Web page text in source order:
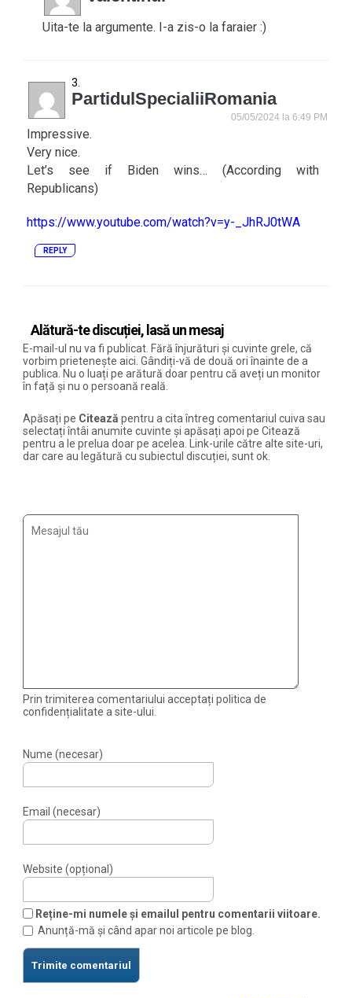
Uita-te la argumente. I-a zis-o la faraier :)
PartidulSpecialiiRomania
05/05/2024 la 6:49 PM
Impressive.
Very nice.
Let’s see if Biden wins… (According with
Republicans)
https://www.youtube.com/watch?v=y-_JhRJ0tWA
REPLY
Alătură-te discuției, lasă un mesaj
E-mail-ul nu va fi publicat. Fără înjurături și cuvinte grele, că
vorbim prietenește aici. Gândiți-vă de două ori înainte de a
publica. Nu o luați pe arătură doar pentru că aveți un monitor
în față și nu o persoană reală.
Apăsați pe Citează pentru a cita întreg comentariul cuiva sau
selectați întâi anumite cuvinte și apăsați apoi pe Citează
pentru a le prelua doar pe acelea. Link-urile către alte site-uri,
dar care au legătură cu subiectul discuției, sunt ok.
Prin trimiterea comentariului acceptați politica de
confidențialitate a site-ului.
Nume (necesar)
Email (necesar)
Website (opțional)
Reține-mi numele și emailul pentru comentarii viitoare.
Anunță-mă și când apar noi articole pe blog.